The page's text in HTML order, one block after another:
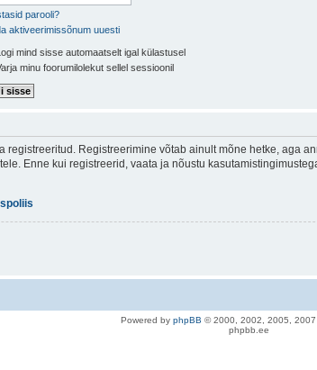
parooli?
aktiveerimissõnum uuesti
mind sisse automaatselt igal külastusel
minu foorumilolekut sellel sessioonil
registreeritud. Registreerimine võtab ainult mõne hetke, aga
Enne kui registreerid, vaata ja nõustu
Powered by phpBB © 2000, 2002, 2005, 2007
phpbb.ee